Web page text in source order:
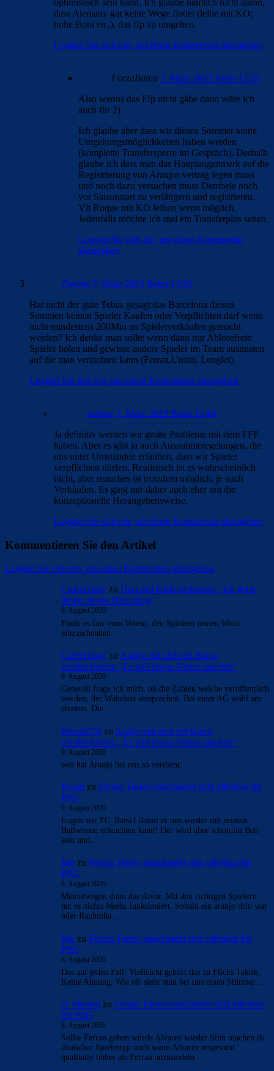
optimistisch sein kann. Ich glaube nämlich nicht daran,
dass Alemany gar keine Wege findet (leihe mit KO;
hohe Boni etc.), das ffp zu umgehen.
Loggen Sie sich ein, um einen Kommentar abzugeben
ForzaBarca 7. März 2023 Beim 12:39
Also wenns das Ffp nicht gäbe dann wäre ich
auch für 2)
Ich glaube aber dass wir diesen Sommer keine
Umgehungsmöglichkeiten haben werden
(komplette Transfersperre im Gespräch). Deshalb
glaube ich dass man das Hauptaugenmerk auf die
Registrierung von Araujos vertrag legen muss
und noch dazu versuchen muss Dembele noch
vor Saisonstart zu verlängern und registrieren.
Vlt Roque mit KO leihen wenn möglich.
Jedenfalls möchte ich mal ein Transferplus sehen.
Loggen Sie sich ein, um einen Kommentar
abzugeben
Dennis 7. März 2023 Beim 13:20
Hat nicht der gute Tebas gesagt das Barcelona diesen
Sommen keinen Spieler Kaufen oder Verpflichten darf wenn
nicht mindestens 200Mio an Spielerverkäufen gemacht
werden? Ich denke man sollte wenn dann nur Ablösefreie
Spieler holen und gewisse andere Spieler im Team ausmisten
auf die man verzichten kann (Ferran,Umtiti, Lenglet).
Loggen Sie sich ein, um einen Kommentar abzugeben
sebone 7. März 2023 Beim 15:44
Ja definitiv werden wir große Probleme mit dem FFP
haben. Aber es gibt ja auch Ausnahmeregelungen, die
uns unter Umständen erlauben, dass wir Spieler
verpflichten dürfen. Realistisch ist es wahrscheinlich
nicht, aber manches ist trotzdem möglich, je nach
Verkäufen. Es ging mir daher auch eher um die
konzeptionelle Herangehensweise.
Loggen Sie sich ein, um einen Kommentar abzugeben
Kommentieren Sie den Artikel
Loggen Sie sich ein, um einen Kommentar abzugeben
CulersTony zu Duo soll Klub verlassen: „Ich gebe
ihnen diesen Ratschlag“
9. August 2026
Finde es fair vom Verein, den Spielern reinen Wein
einzuschenken
CulersTony zu Araújo hat sich bei Barça
verabschiedet: „Er will etwas Neues machen“
9. August 2026
Generell frage ich mich, ob die Zahlen welche veröffentlich
werden, der Wahrheit entsprechen. Bei einer AG wohl am
ehesten. Die…
Rivaldo78 zu Araújo hat sich bei Barça
verabschiedet: „Er will etwas Neues machen“
9. August 2026
was hat Araujo bei uns so verdient.
Bojan zu Ferran Torres entscheidet sich offenbar für
PSG
9. August 2026
fragen wir FC_Barsi1 damit er uns wieder mit seinem
Ballwissen erleuchten kann! Der wird aber schon im Bett
sein und…
Mo zu Ferran Torres entscheidet sich offenbar für
PSG
8. August 2026
Meinetwegen dann das davor. Mit den richtigen Spielern
hat es nichts Merhi funktioniert. Sobald ein araujo drin war
oder Raphinha…
Mo zu Ferran Torres entscheidet sich offenbar für
PSG
8. August 2026
Das auf jeden Fall. Vielleicht gehört das zu Flicks Taktik.
Keine Ahnung. Wie oft sieht man bei uns einen Stürmer…
el_tiburon zu Ferran Torres entscheidet sich offenbar
für PSG
8. August 2026
Sollte Ferran gehen würde Alvarez wieder Sinn machen da
ähnlicher Spielertyp auch wenn Alvarez insgesamt
qualitativ höher als Ferran anzusiedeln…